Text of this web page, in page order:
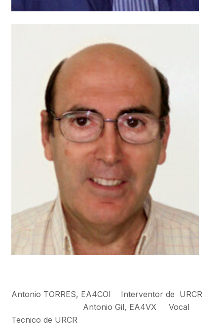
Antonio TORRES, EA4COI Interventor de URCR
Antonio Gil, EA4VX Vocal
Tecnico de URCR